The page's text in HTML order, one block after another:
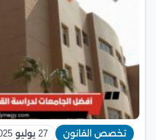
تخصص القانون 27 يوليو 2025